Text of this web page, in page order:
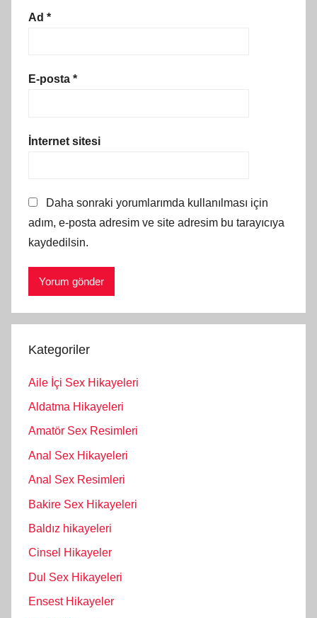
Ad *
E-posta *
İnternet sitesi
Daha sonraki yorumlarımda kullanılması için
adım, e-posta adresim ve site adresim bu tarayıcıya
kaydedilsin.
Kategoriler
Aile İçi Sex Hikayeleri
Aldatma Hikayeleri
Amatör Sex Resimleri
Anal Sex Hikayeleri
Anal Sex Resimleri
Bakire Sex Hikayeleri
Baldız hikayeleri
Cinsel Hikayeler
Dul Sex Hikayeleri
Ensest Hikayeler